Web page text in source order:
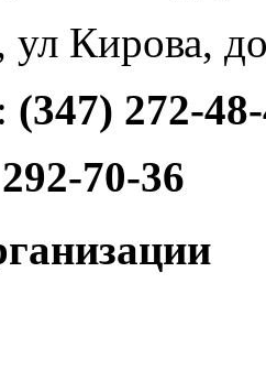
Кирова,
(347) 272-
70-36